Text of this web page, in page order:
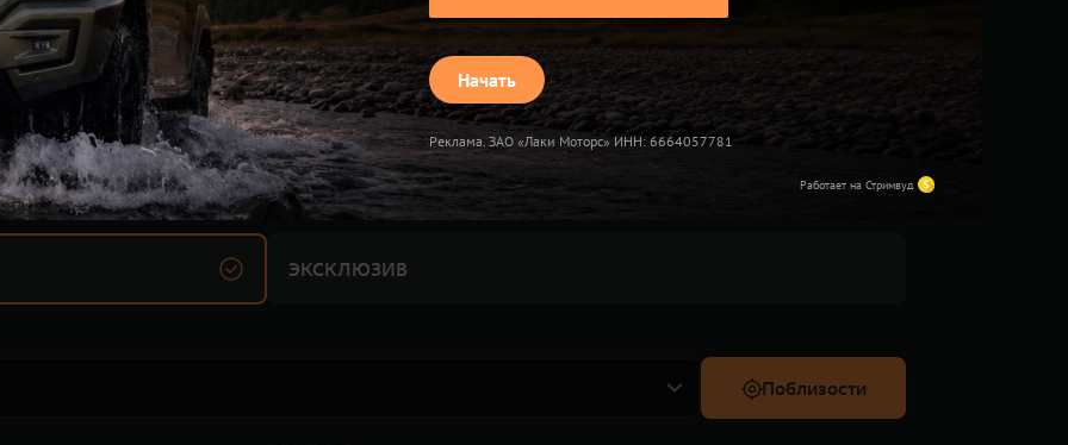
TANK 400 TANK 500 TANK 700
ДРАЙВ ПРЕМИУМ
ЭКСКЛЮЗИВ
Поблизости
Начать
Реклама. ЗАО «Лаки Моторс» ИНН: 6664057781
Работает на Стримвуд